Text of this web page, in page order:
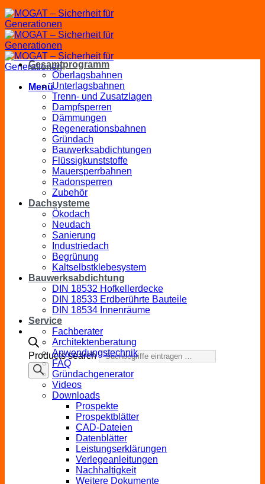
Menü
Products search
Gesamtprogramm
Oberlagsbahnen
Unterlagsbahnen
Trenn- und Zusatzlagen
Dampfsperren
Dämmungen
Regenerationsbahnen
Gründach
Bauwerksabdichtungen
Flüssigkunststoffe
Mauersperrbahnen
Radonsperren
Zubehör
Dachsysteme
Ökodach
Neudach
Sanierung
Industriedach
Begrünung
Kaltselbstklebesystem
Bauwerksabdichtung
DIN 18532 Hofkellerdecke
DIN 18533 Erdberührte Bauteile
DIN 18534 Innenräume
Service
Fachberater
Architektenberatung
Anwendungstechnik
FAQ
Gründachgenerator
Videos
Downloads
Prospekte
Prospektblätter
CAD-Dateien
Datenblätter
Leistungserklärungen
Verlegeanleitungen
Nachhaltigkeit
Weitere Dokumente